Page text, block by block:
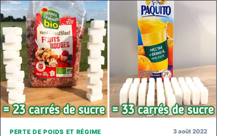
PERTE DE POIDS ET RÉGIME 3 août 2022